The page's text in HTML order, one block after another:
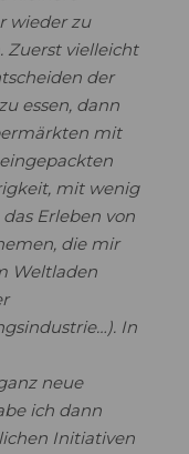
wieder zu
Zuerst vielleicht
der
essen, dann
mit
mit wenig
Erleben von
die mir
Weltladen
In
neue
ich dann
Initiativen